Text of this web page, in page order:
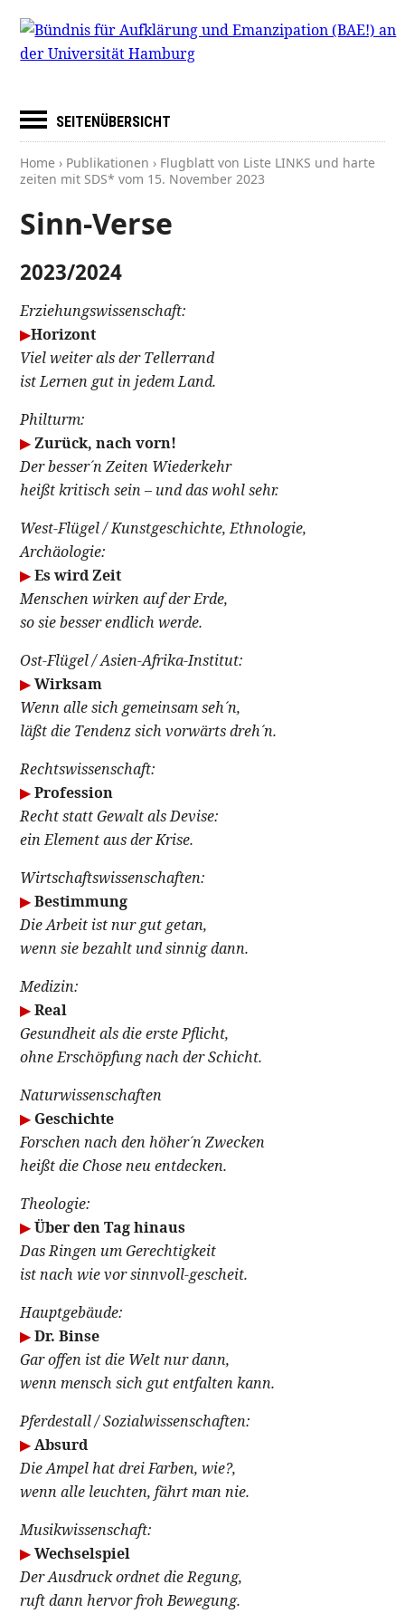
SEITENÜBERSICHT
Home › Publikationen › Flugblatt von Liste LINKS und harte
zeiten mit SDS* vom 15. November 2023
Sinn-Verse
2023/2024
Erziehungswissenschaft:
▶Horizont
Viel weiter als der Tellerrand
ist Lernen gut in jedem Land.
Philturm:
▶Zurück, nach vorn!
Der besser´n Zeiten Wiederkehr
heißt kritisch sein – und das wohl sehr.
West-Flügel / Kunstgeschichte, Ethnologie,
Archäologie:
▶Es wird Zeit
Menschen wirken auf der Erde,
so sie besser endlich werde.
Ost-Flügel / Asien-Afrika-Institut:
▶Wirksam
Wenn alle sich gemeinsam seh´n,
läßt die Tendenz sich vorwärts dreh´n.
Rechtswissenschaft:
▶Profession
Recht statt Gewalt als Devise:
ein Element aus der Krise.
Wirtschaftswissenschaften:
▶Bestimmung
Die Arbeit ist nur gut getan,
wenn sie bezahlt und sinnig dann.
Medizin:
▶Real
Gesundheit als die erste Pflicht,
ohne Erschöpfung nach der Schicht.
Naturwissenschaften
▶ Geschichte
Forschen nach den höher´n Zwecken
heißt die Chose neu entdecken.
Theologie:
▶Über den Tag hinaus
Das Ringen um Gerechtigkeit
ist nach wie vor sinnvoll-gescheit.
Hauptgebäude:
▶Dr. Binse
Gar offen ist die Welt nur dann,
wenn mensch sich gut entfalten kann.
Pferdestall / Sozialwissenschaften:
▶Absurd
Die Ampel hat drei Farben, wie?,
wenn alle leuchten, fährt man nie.
Musikwissenschaft:
▶Wechselspiel
Der Ausdruck ordnet die Regung,
ruft dann hervor froh Bewegung.